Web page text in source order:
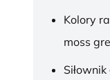
Kolory
moss